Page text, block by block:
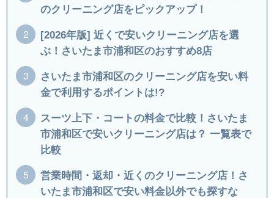
のクリーニング店をピックアップ！
[2026年版] 近くで安いクリーニング店を選
ぶ！さいたま市浦和区のおすすめ8店
さいたま市浦和区のクリーニング店を安い料
金で利用するポイントは!?
スーツ上下・コートの料金で比較！さいたま
市浦和区で安いクリーニング店は？ 一覧表で
比較
営業時間・返却・近くのクリーニング店！さ
いたま市浦和区で安い料金以外でも探すな